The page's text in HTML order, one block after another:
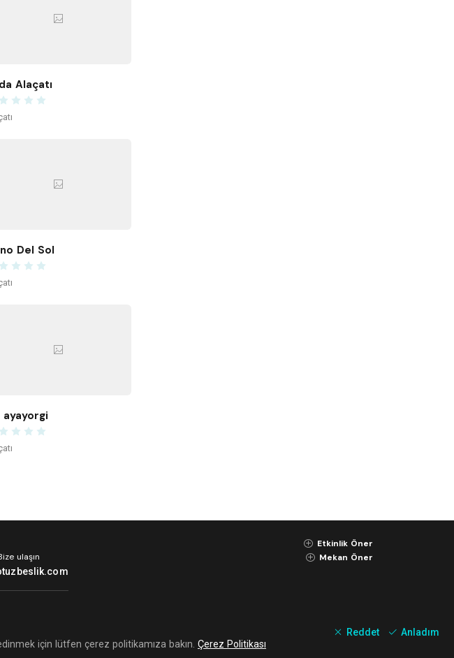
Alaçatı
Del Sol
ayayorgi
ulaşın
K Etkinlik Öner
K Mekan Öner
Çerez Politikası
için lütfen çerez politikamıza bakın. Çerez Politikası
Reddet Anladım